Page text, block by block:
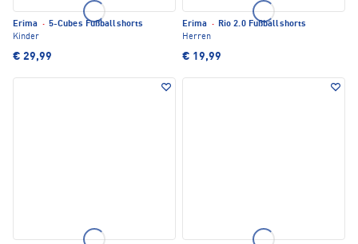
Erima · 5-Cubes Fußballshorts
Kinder
€ 29,99
Erima · Rio 2.0 Fußballshorts
Herren
€ 19,99